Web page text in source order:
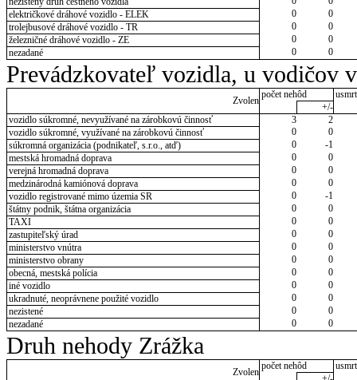
električkové dráhové vozidlo - ELEK
0
0
trolejbusové dráhové vozidlo - TR
0
0
železničné dráhové vozidlo - ZE
0
0
nezadané
0 0
Prevádzkovateľ vozidla, u vodičov
Zvolen
počet nehôd
+/-
vozidlo súkromné, nevyužívané na zárobkovú činnosť
3
2
vozidlo súkromné, využívané na zárobkovú činnosť
0
0
súkromná organizácia (podnikateľ, s.r.o., atď)
0
-1
mestská hromadná doprava
0
0
verejná hromadná doprava
0
0
medzinárodná kamiónová doprava
0
0
vozidlo registrované mimo územia SR
0
-1
štátny podnik, štátna organizácia
0
0
TAXI
0
0
zastupiteľský úrad
0
0
ministerstvo vnútra
0
0
ministerstvo obrany
0
0
obecná, mestská polícia
0
0
iné vozidlo
0
0
ukradnuté, neoprávnene použité vozidlo
0
0
nezistené
0
0
nezadané
0 0
Druh nehody Zrážka
Zvolen
počet nehôd